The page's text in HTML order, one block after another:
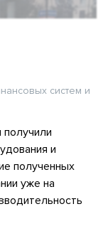
систем и
и
полученных
уже на